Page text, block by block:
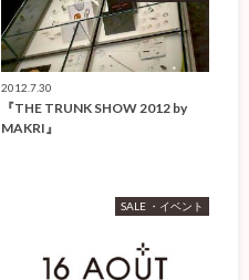
2012.7.30
『THE TRUNK SHOW 2012 by
MAKRI』
SALE ・イベント